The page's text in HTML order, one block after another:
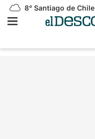
8° Santiago de Chile